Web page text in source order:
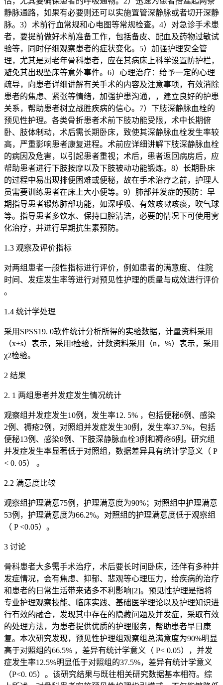
静脉通路，如果有必要则还可以实施置管深静脉或者切开深静
脉。3）术前行血常规和心电图等常规检查。4）对急诊手术患
者，要提前做好术前准备工作，包括备皮、配血及药物过敏试
验等，同时仔细观察患者的症状变化。5）加强护理安全管
理，尤其是对老年骨科患者，应在其病床上科学设置防护栏，
避免其出现坠床等意外事件。6）心理治疗：给予一定的心理
疏导，向患者详细讲解有关手术的内容及注意事项，有效消除
患者的焦虑、紧张等情绪，加强护患沟通，，建立良好的护患
关系，帮助患者树立战胜疾病的信心。7）下肢深静脉血栓的
预见性护理。各类骨折患者术前下肢功能受限，术中长期俯
卧、肢体制动，术后需长期卧床，致使其深静脉血栓发生率较
高，严重影响患者康复进程。术前应详细讲解下肢深静脉血栓
的病因及危害，以引起患者重视；术后，患者返回病房后，应
帮助患者进行下肢按摩以及下肢被动功能锻炼。8）长期卧床
的过程中易出现排便困难或便秘，故在手术治疗之前，护理人
员需要训练患者在床上大小便等。9）肺部并发症的预防：早
期指导患者锻炼肺部功能，如深呼吸、有效咳嗽咳痰，吹气球
等。指导患者多饮水、保持口腔清洁，必要的情况下可使用雾
化治疗，并进行早期抗生素预防。
1.3 观察及评价指标
对两组患者一般性指标进行评价，例如患者的满意度、 住院
时间、发症发生率等进行对预见性护理的质量与成效进行评价
。
1.4 统计学处理
采用SPSS19. 0软件统计分析所得的实验数据，计量资料采用
（x±s）表示，采用t检验，计数资料采用（n，%）表示，采用
χ2检验。
2 结果
2. 1 两组患者并发症发生情况统计
观察组并发症发生10例，发生率12. 5% ，包括便秘6例、感染
2例、褥疮2例，对照组并发症发生30例，发生率37.5%，包括
便秘13例、感染8例、下肢深静脉血栓3例和褥疮6例。研究组
并发症发生率显著低于对照组，数据差异具有统计学意义（ P
< 0. 05） 。
2.2 满意度比较
观察组护理满意75例，护理满意度为90%；对照组中护理满意
53例，护理满意度为66.2%。对照组的护理满意度低于观察组
（ P <0.05）。
3 讨论
骨科患者大多需手术治疗，术后要长时间卧床，还伴有多种并
发症情况，会有焦虑、抑郁、悲观等心理压力，给疾病的治疗
和患者的日常生活带来诸多不利影响[2]。预见性护理是指将
专业护理观察技能、临床实践、基础医学理论以及护理知识进
行有效的融合，发现其中存在的隐藏问题及并发症，采取有效
的处理方法，为患者提供优质的护理服务，帮助患者早日康
复。本次研究发现，预见性护理组观察组总满意度为90%明显
高于对照组的66.5% ，差异有统计学意义（ P< 0.05），并发
症发生率12.5%明显低于对照组的37.5%，差异有统计学意义
（P<0. 05）。该研究结果与既往相关研究数据基本相符。综